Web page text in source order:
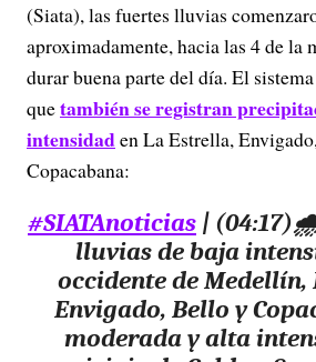
(Siata), las fuertes lluvias
aproximadamente, hacia las 4 de la
durar buena parte del día. El
quetambién se registran
intensidaden La Estrella,
Copacabana:
#SIATAnoticias |
lluvias de baja
occidente de Medellín,
Envigado, Bello y
moderada y alta